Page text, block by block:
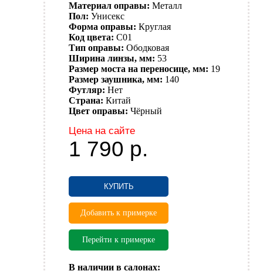
Материал оправы: Металл
Пол: Унисекс
Форма оправы: Круглая
Код цвета: C01
Тип оправы: Ободковая
Ширина линзы, мм: 53
Размер моста на переносице, мм: 19
Размер заушника, мм: 140
Футляр: Нет
Страна: Китай
Цвет оправы: Чёрный
Цена на сайте
1 790 р.
КУПИТЬ
Добавить к примерке
Перейти к примерке
В наличии в салонах: